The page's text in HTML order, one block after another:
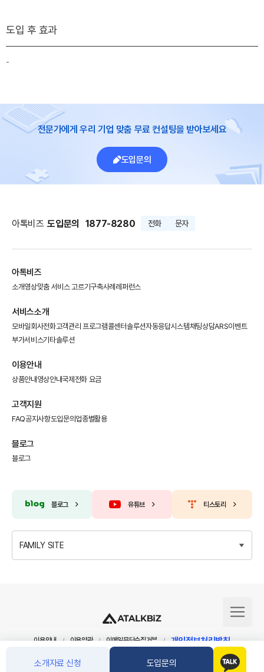
도입 후 효과
-
소개자료 신청 도입문의
전문가에게 우리 기업 맞춤 무료 컨설팅을 받아보세요
도입문의
아톡비즈 도입문의 1877-8280 전화 문자
아톡비즈
소개영상맞춤 서비스 고르기구축사례 레퍼런스
서비스소개
모바일회사전화고객관리 프로그램콜센터솔루션자동응답시스템채팅상담ARS이벤트
부가서비스기타솔루션
이용안내
상품안내 영상안내국제전화 요금
고객지원
FAQ공지사항도입문의 업종별활용
블로그
블로그
블로그 유튜브 티스토리
FAMILY SITE
이용안내 / 이용약관 / 이메일무단수집거부 / 개인정보처리방침
주식회사 아톡